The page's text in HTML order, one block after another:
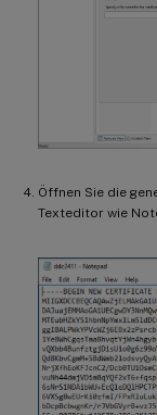
Öffnen Sie die
Texteditor wie